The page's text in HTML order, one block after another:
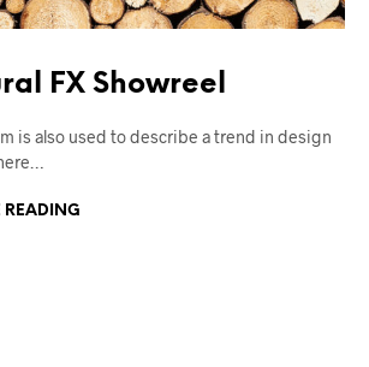
FX Showreel
is also used to describe a trend in design
READING